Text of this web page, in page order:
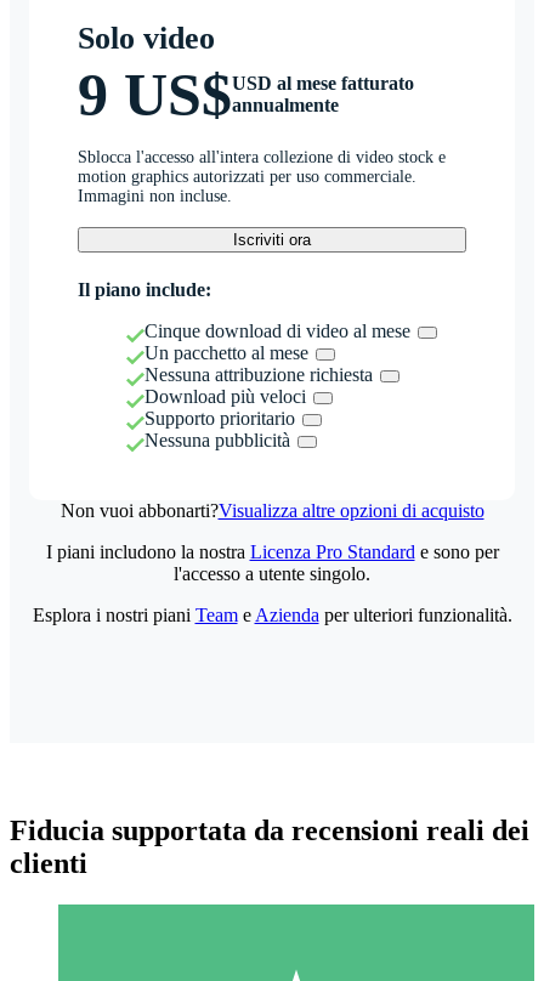
Solo video
9 US$USD al mese fatturato
annualmente
Sblocca l'accesso all'intera collezione di video stock e
motion graphics autorizzati per uso commerciale.
Immagini non incluse.
Iscriviti ora
Il piano include:
Cinque download di video al mese
Un pacchetto al mese
Nessuna attribuzione richiesta
Download più veloci
Supporto prioritario
Nessuna pubblicità
Non vuoi abbonarti?Visualizza altre opzioni di acquisto
I piani includono la nostra Licenza Pro Standard e sono per
l'accesso a utente singolo.
Esplora i nostri piani Teame Azienda per ulteriori funzionalità.
Fiducia supportata da recensioni reali dei
clienti